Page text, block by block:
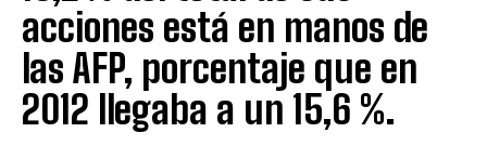
acciones está en manos de
las AFP, porcentaje que en
2012 llegaba a un 15,6 %.